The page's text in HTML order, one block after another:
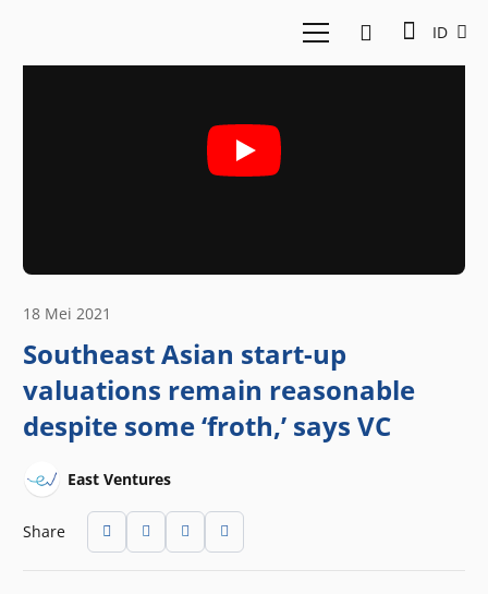
ID
18 Mei 2021
Southeast Asian start-up
valuations remain reasonable
despite some ‘froth,’ says VC
East Ventures
Share